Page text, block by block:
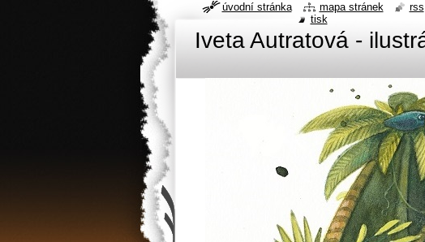
Iveta Autratová -
úvodní stránka mapa stránek
rss
tisk